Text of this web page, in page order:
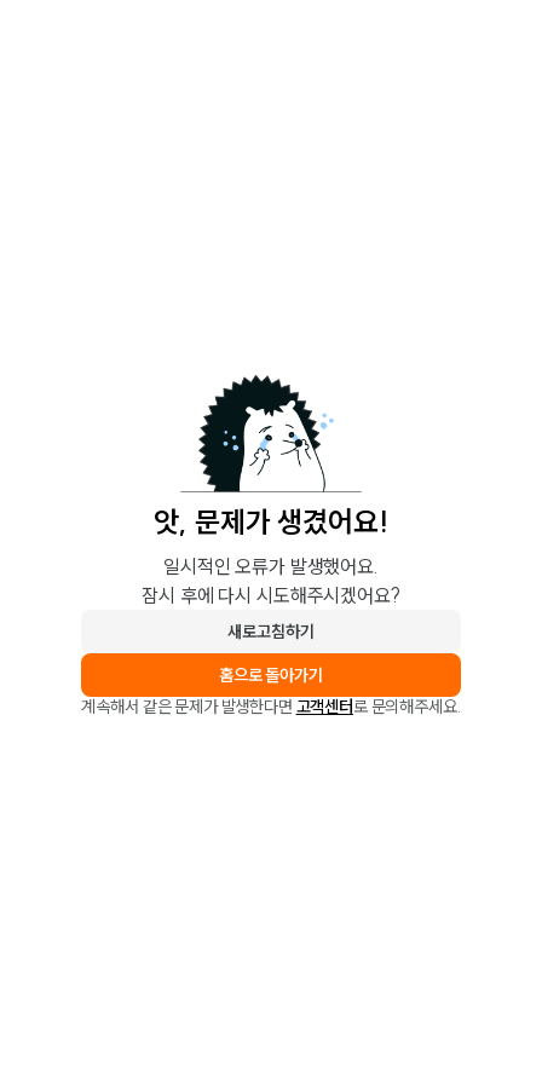
앗, 문제가 생겼어요!
일시적인 오류가 발생했어요.
잠시 후에 다시 시도해주시겠어요?
새로고침하기
홈으로 돌아가기
계속해서 같은 문제가 발생한다면 고객센터로 문의해주세요.